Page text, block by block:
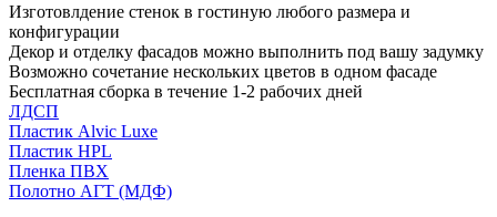
Изготовлдение стенок в гостиную любого размера и
конфигурации
Декор и отделку фасадов можно выполнить под вашу задумку
Возможно сочетание нескольких цветов в одном фасаде
Бесплатная сборка в течение 1-2 рабочих дней
ЛДСП
Пластик Alvic Luxe
Пластик HPL
Пленка ПВХ
Полотно АГТ (МДФ)